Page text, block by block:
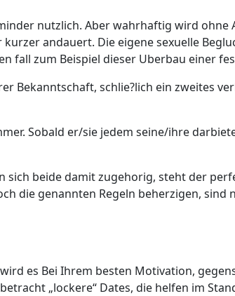
nutzlich. Aber wahrhaftig wird ohne
andauert. Die eigene sexuelle
fall zum Beispiel dieser Uberbau einer
Bekanntschaft, schlie?lich ein zweites
Sobald er/sie jedem seine/ihre
sich beide damit zugehorig, steht der
die genannten Regeln beherzigen, sind
es Bei Ihrem besten Motivation,
„lockere“ Dates, die helfen im